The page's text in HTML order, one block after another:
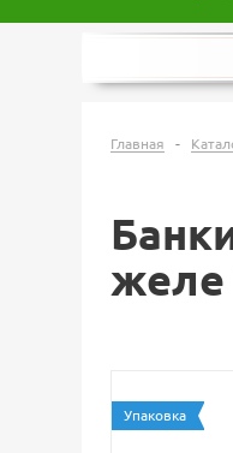
Главная -
желе
Упаковка